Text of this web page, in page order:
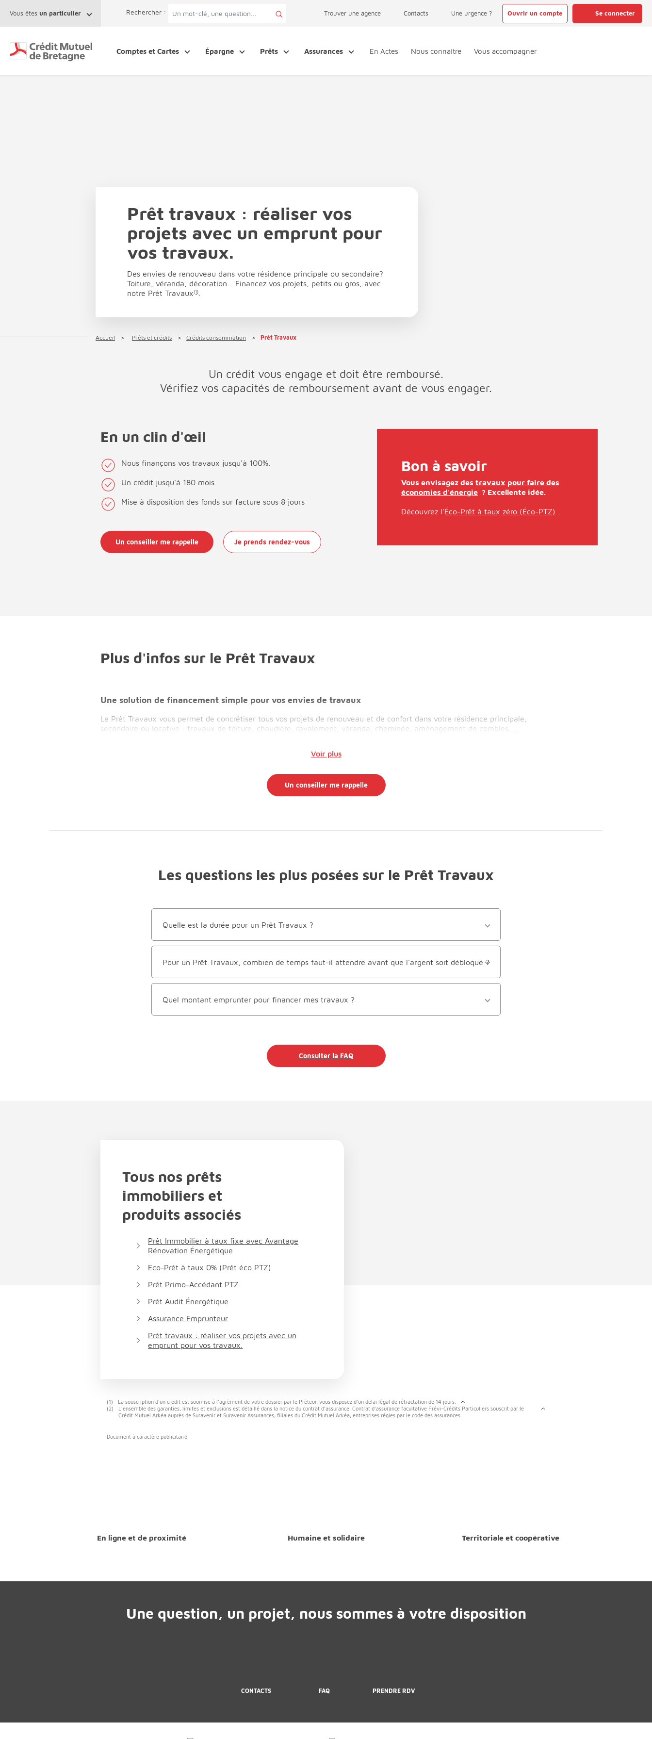
Vous êtes un particulier Rechercher : Trouver une agence Contacts Une urgence ? Ouvrir un compte Se connecter
Comptes et Cartes Épargne Prêts Assurances En Actes Nous connaître Vous accompagner
Prêt travaux : réaliser vos
projets avec un emprunt pour
vos travaux.
Des envies de renouveau dans votre résidence principale ou secondaire?
Toiture, véranda, décoration... Financez vos projets , petits ou gros, avec
notre Prêt Travaux(1)
Accueil Prêts et crédits Crédits consommation Prêt Travaux
Un crédit vous engage et doit être remboursé.
Vérifiez vos capacités de remboursement avant de vous engager.
En un clin d'œil
Nous finançons vos travaux jusqu'à 100%.
Un crédit jusqu'à 180 mois.
Mise à disposition des fonds sur facture sous 8 jours
Un conseiller me rappelle Je prends rendez-vous
Bon à savoir
Vous envisagez des travaux pour faire des
économies d'énergie ? Excellente idée.
Découvrez l'Éco-Prêt à taux zéro (Éco-PTZ)
Plus d'infos sur le Prêt Travaux
Une solution de financement simple pour vos envies de travaux
Le Prêt Travaux vous permet de concrétiser tous vos projets de renouveau et de confort dans votre résidence principale,
secondaire ou locative : travaux de toiture, chaudière, ravalement, véranda, cheminée, aménagement de combles, ...
Voir plus
Un conseiller me rappelle
Les questions les plus posées sur le Prêt Travaux
Quelle est la durée pour un Prêt Travaux ?
Pour un Prêt Travaux, combien de temps faut-il attendre avant que l'argent soit débloqué ?
Quel montant emprunter pour financer mes travaux ?
Consulter la FAQ
Tous nos prêts
immobiliers et
produits associés
Prêt Immobilier à taux fixe avec Avantage
Rénovation Énergétique
Eco-Prêt à taux 0% (Prêt éco PTZ)
Prêt Primo-Accédant PTZ
Prêt Audit Énergétique
Assurance Emprunteur
Prêt travaux : réaliser vos projets avec un
emprunt pour vos travaux.
(1)
La souscription d'un crédit est soumise à l'agrément de votre dossier par le Prêteur, vous disposez d'un délai légal de rétractation de 14 jours.
(2)
L’ensemble des garanties, limites et exclusions est détaillé dans la notice du contrat d’assurance. Contrat d'assurance facultative Prévi-Crédits Particuliers souscrit par le
Crédit Mutuel Arkéa auprès de Suravenir et Suravenir Assurances, filiales du Crédit Mutuel Arkéa, entreprises régies par le code des assurances.
Document à caractère publicitaire
En ligne et de proximité Humaine et solidaire Territoriale et coopérative
Une question, un projet, nous sommes à votre disposition
CONTACTS FAQ PRENDRE RDV